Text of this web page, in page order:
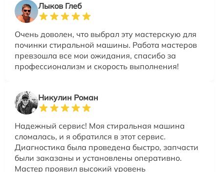
Лыков Глеб
Очень доволен, что выбрал эту мастерскую для
починки стиральной машины. Работа мастеров
превзошла все мои ожидания, спасибо за
профессионализм и скорость выполнения!
Никулин Роман
Надежный сервис! Моя стиральная машина
сломалась, и я обратился в этот сервис.
Диагностика была проведена быстро, запчасти
были заказаны и установлены оперативно.
Мастер проявил высокий уровень